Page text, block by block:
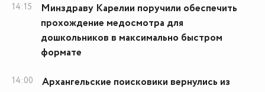
14:15
Минздраву Карелии поручили обеспечить
прохождение медосмотра для
дошкольников в максимально быстром
формате
14:00
Архангельские поисковики вернулись из